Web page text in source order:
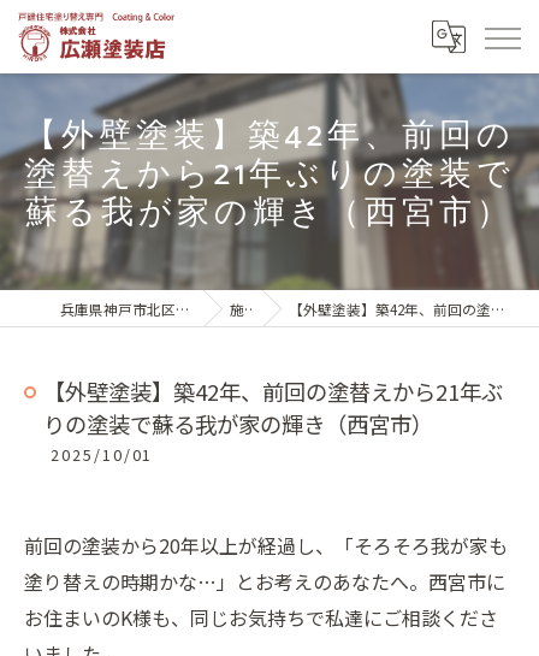
【外壁塗装】築42年、前回の
塗替えから21年ぶりの塗装で
蘇る我が家の輝き（西宮市）
兵庫県神戸市北区の外壁塗装は株式会社広瀬塗装店 施工実績 【外壁塗装】築42年、前回の塗替えから21年ぶりの塗装で蘇る我が家の輝き（西宮市）
【外壁塗装】築42年、前回の塗替えから21年ぶ
りの塗装で蘇る我が家の輝き（西宮市）
2025/10/01
前回の塗装から20年以上が経過し、「そろそろ我が家も
塗り替えの時期かな…」とお考えのあなたへ。西宮市に
お住まいのK様も、同じお気持ちで私達にご相談くださ